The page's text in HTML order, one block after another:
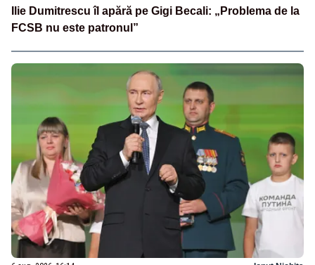
Ilie Dumitrescu îl apără pe Gigi Becali: „Problema de la
FCSB nu este patronul”